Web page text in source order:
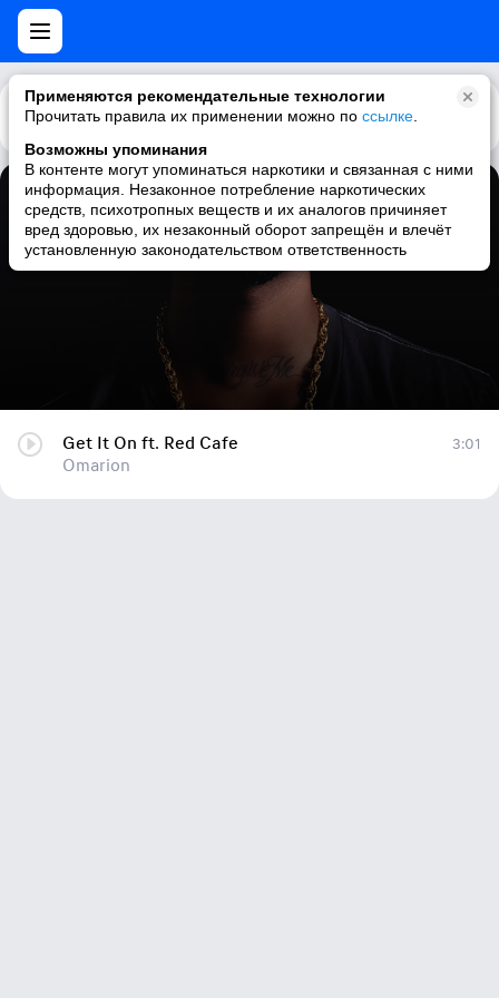
Применяются рекомендательные технологии
Прочитать правила их применении можно по ссылке
Возможны упоминания
В контенте могут упоминаться наркотики и связанная с ними
информация. Незаконное потребление наркотических
средств, психотропных веществ и их аналогов причиняет
вред здоровью, их незаконный оборот запрещён и влечёт
установленную законодательством ответственность
Каталог Рекомендации
Get It On ft. Red Cafe
Omarion
Get It On ft. Red Cafe
Omarion
3:01